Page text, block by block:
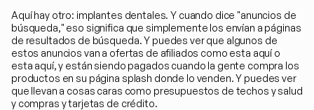
Aquí hay otro: implantes dentales. Y cuando dice "anuncios de
búsqueda," eso significa que simplemente los envían a páginas
de resultados de búsqueda. Y puedes ver que algunos de
estos anuncios van a ofertas de afiliados como esta aquí o
esta aquí, y están siendo pagados cuando la gente compra los
productos en su página splash donde lo venden. Y puedes ver
que llevan a cosas caras como presupuestos de techos y salud
y compras y tarjetas de crédito.